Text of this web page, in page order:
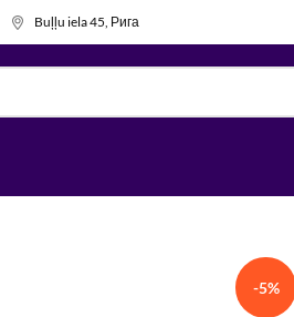
Buļļu iela 45, Рига
-5%